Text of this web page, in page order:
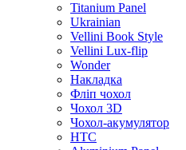
Titanium Panel
Ukrainian
Vellini Book Style
Vellini Lux-flip
Wonder
Накладка
Фліп чохол
Чохол 3D
Чохол-акумулятор
HTC